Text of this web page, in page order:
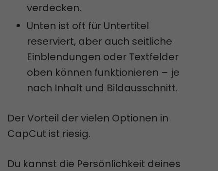
verdecken.
Unten ist oft für Untertitel
reserviert, aber auch seitliche
Einblendungen oder Textfelder
oben können funktionieren – je
nach Inhalt und Bildausschnitt.
Der Vorteil der vielen Optionen in
CapCut ist riesig.
Du kannst die Persönlichkeit deines